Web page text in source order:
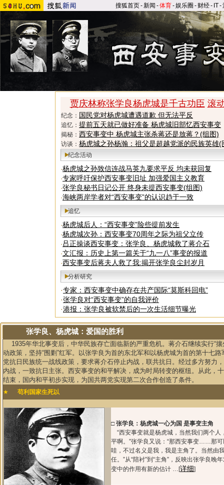
搜狐首页-新闻 -体育-娱乐圈 - 财经- IT-
贾庆林称张学良杨虎城是千古功臣 滚
纪念： 国民党对杨虎城遭遇道歉 但无法平反
追忆： 提前五天就已做好准备 杨虎城旧部忆西安事变
揭秘： 西安事变中 杨虎城主张杀蒋还是放蒋？(组图)
访谈： 杨虎城之孙杨瀚：祖父是超越党派的民族英雄(
纪念活动
·杨虎城之孙致信连战马英九要求平反 均未获回复
·专家呼吁保护西安事变旧址 加强爱国主义教育
·张学良秘书日记公开 终身未提西安事变(组图)
·海峡两岸学者对“西安事变”的认识趋于一致
追忆
·杨虎城后人：“西安事变”险些提前发生
·杨虎城次孙：西安事变70周年之际为祖父立传
· 吕正操谈西安事变：张学良、杨虎城救了蒋介石
·文汇报：历史上第一篇关于“九一八”事变的报道
·西安事变后蒋夫人救了我:揭开张学良尘封岁月
分析研究
·专家：西安事变中确存在共产国际“莫斯科回电”
·张学良对“西安事变”的自我评价
·港报：张学良被软禁后的一次生活细节曝光
张学良、杨虎城：爱国的胜利
1935年华北事变后，中华民族存亡面临新的严重危机。蒋介石继续实行“攘
动政策，坚持“围剿”红军。以张学良为首的东北军和以杨虎城为首的第十七
党抗日民族统一战线政策，要求蒋介石停止内战，联共抗日。经过多方努力
内战，一致抗日主张。西安事变的和平解决，成为时局转变的枢纽。从此，
结束，国内和平初步实现，为国共两党实现第二次合作创造了条件。
★ 苟利国家生死以
□张学良：杨虎城一心为国 是事变主角
“西安事变就是杨虎城，当然我们两个人
平啊。”张学良又说：“那西安事变……那
哇，不过名义是我，我是主角了。当然由
任。”从“陪衬”到“主角”，反映出张学良晚
变中的作用有新的估计 …[详细]